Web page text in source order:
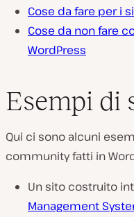
Cose da fare per i
Cose da non fare
WordPress
Esempi di
Qui ci sono alcuni
community fatti in
Un sito costruito
Management